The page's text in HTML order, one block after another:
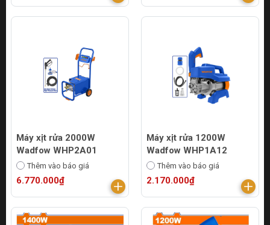
Máy xịt rửa 2000W
Wadfow WHP2A01
Thêm vào báo giá
6.770.000₫
Máy xịt rửa 1200W
Wadfow WHP1A12
Thêm vào báo giá
2.170.000₫